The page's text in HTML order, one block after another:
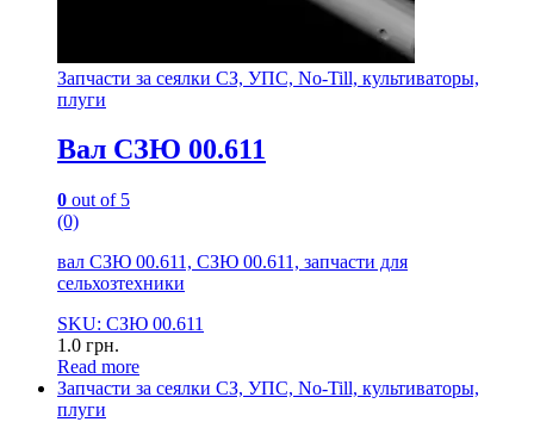
Запчасти за сеялки СЗ, УПС, No-Till, культиваторы,
плуги
Вал СЗЮ 00.611
0 out of 5
(0)
вал СЗЮ 00.611, СЗЮ 00.611, запчасти для
сельхозтехники
SKU: СЗЮ 00.611
1.0 грн.
Read more
Запчасти за сеялки СЗ, УПС, No-Till, культиваторы,
плуги